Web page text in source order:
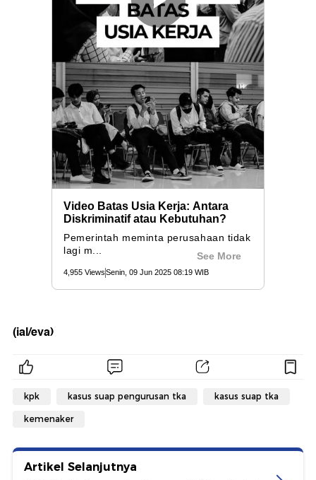
(ial/eva)
kpk kasus suap pengurusan tka kasus suap tka
kemenaker
Artikel Selanjutnya